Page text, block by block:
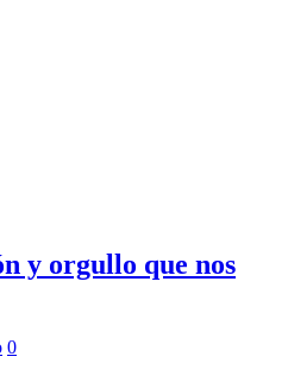
y orgullo que nos
0